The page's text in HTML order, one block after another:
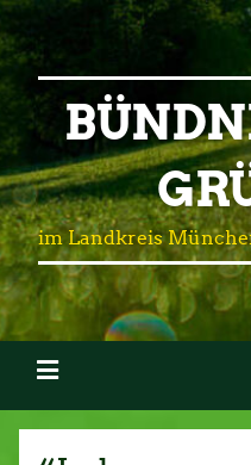
im Landkreis